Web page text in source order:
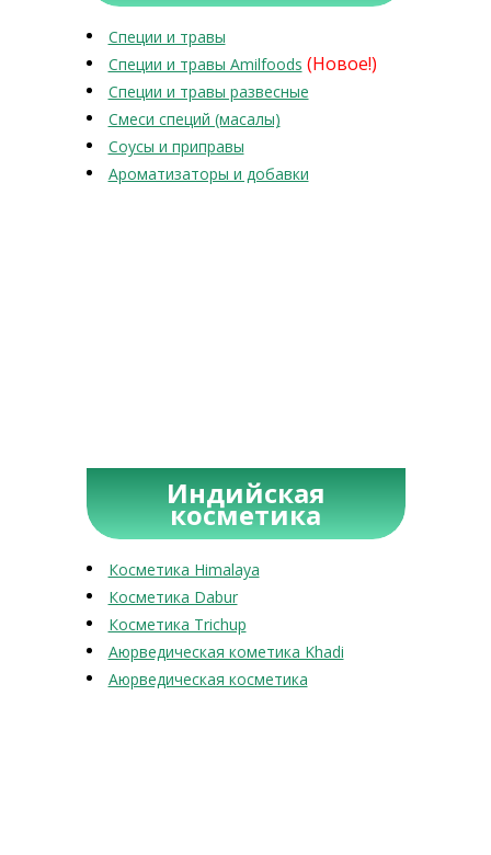
Специи и травы
Специи и травы Amilfoods (Новое!)
Специи и травы развесные
Смеси специй (масалы)
Соусы и приправы
Ароматизаторы и добавки
Индийская
косметика
Косметика Himalaya
Косметика Dabur
Косметика Trichup
Аюрведическая кометика Khadi
Аюрведическая косметика